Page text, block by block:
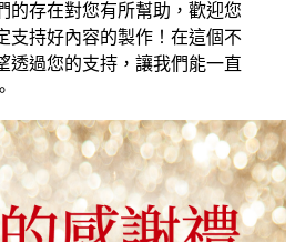
的存在對您有所幫助，歡迎您
支持好內容的製作！在這個不
透過您的支持，讓我們能一直